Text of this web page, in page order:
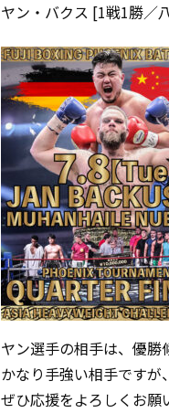
ヤン・バクス [1戦1勝／
ヤン選手の相手は、優勝
かなり手強い相手ですが
ぜひ応援をよろしくお願